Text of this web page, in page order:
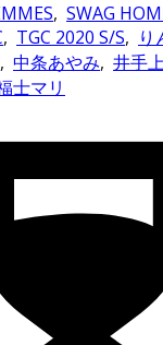
, SWAG
, TGC 2020 S/S, り
, 中条あやみ, 井手
士マリ